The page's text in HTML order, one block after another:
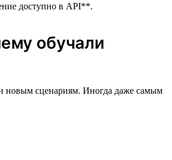
доступно в API**.
обучали
новым сценариям. Иногда даже самым